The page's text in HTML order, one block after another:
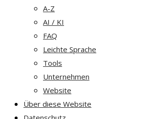
A-Z
AI / KI
FAQ
Leichte Sprache
Tools
Unternehmen
Website
Über diese Website